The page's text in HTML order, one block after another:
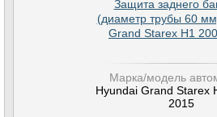
Защита заднего
(диаметр трубы 60
Grand Starex H1
Марка/модель
Hyundai Grand Starex
2015